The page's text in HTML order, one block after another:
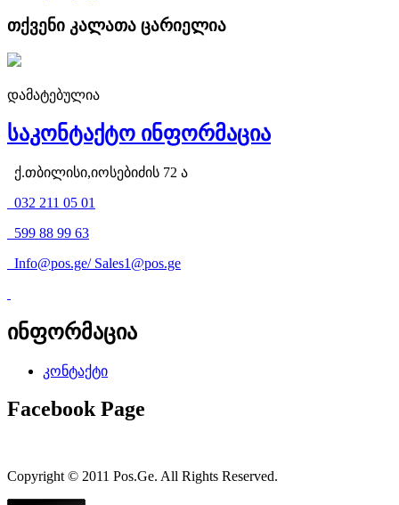
თქვენი კალათა ცარიელია
დამატებულია
საკონტაქტო ინფორმაცია
ქ.თბილისი,იოსებიძის 72 ა
032 211 05 01
599 88 99 63
Info@pos.ge/ Sales1@pos.ge
ინფორმაცია
კონტაქტი
Facebook Page
Copyright © 2011 Pos.Ge. All Rights Reserved.